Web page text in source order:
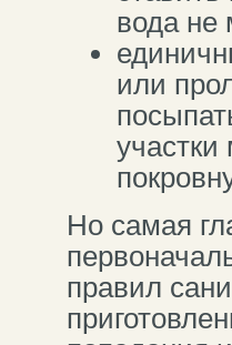
вода не
или
Но самая
правил